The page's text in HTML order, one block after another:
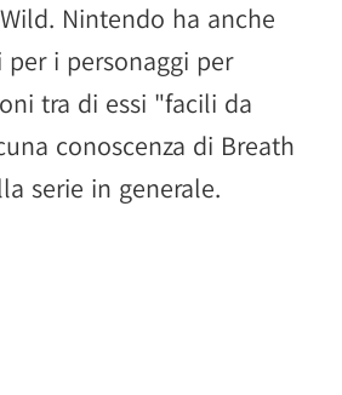
Nintendo ha anche
i personaggi per
tra di essi "facili da
conoscenza di Breath
serie in generale.